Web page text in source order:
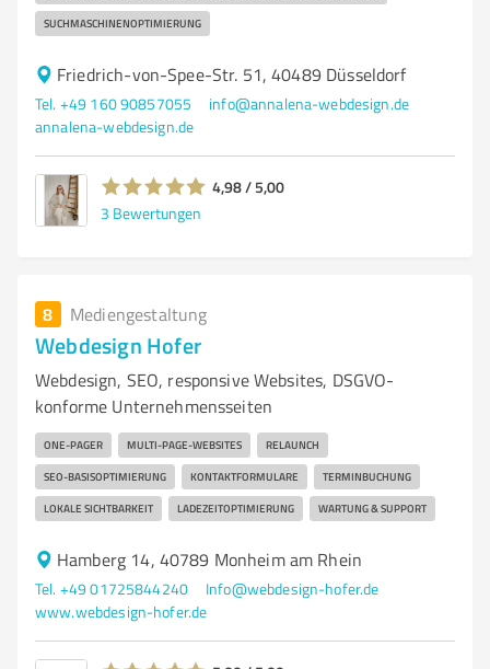
SUCHMASCHINENOPTIMIERUNG
Friedrich-von-Spee-Str. 51, 40489 Düsseldorf
Tel. +49 160 90857055
info@annalena-webdesign.de
annalena-webdesign.de
4,98 / 5,00
3 Bewertungen
8 Mediengestaltung
Webdesign Hofer
Webdesign, SEO, responsive Websites, DSGVO-
konforme Unternehmensseiten
ONE-PAGER MULTI-PAGE-WEBSITES RELAUNCH
SEO-BASISOPTIMIERUNG KONTAKTFORMULARE TERMINBUCHUNG
LOKALE SICHTBARKEIT LADEZEITOPTIMIERUNG WARTUNG & SUPPORT
Hamberg 14, 40789 Monheim am Rhein
Tel. +49 01725844240
Info@webdesign-hofer.de
www.webdesign-hofer.de